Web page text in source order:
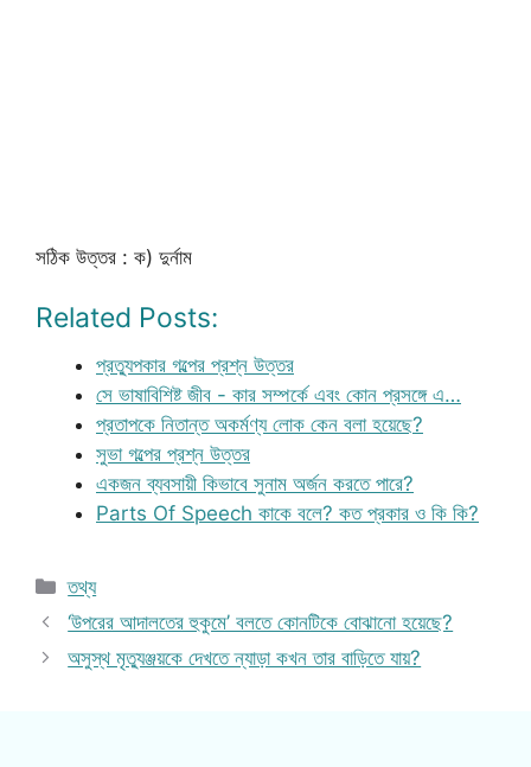
সঠিক উত্তর : ক) দুর্নাম
Related Posts:
প্রত্যুপকার গল্পের প্রশ্ন উত্তর
সে ভাষাবিশিষ্ট জীব - কার সম্পর্কে এবং কোন প্রসঙ্গে এ…
প্রতাপকে নিতান্ত অকর্মণ্য লোক কেন বলা হয়েছে?
সুভা গল্পের প্রশ্ন উত্তর
একজন ব্যবসায়ী কিভাবে সুনাম অর্জন করতে পারে?
Parts Of Speech কাকে বলে? কত প্রকার ও কি কি?
Categories
তথ্য
‘উপরের আদালতের হুকুমে’ বলতে কোনটিকে বোঝানো হয়েছে?
অসুস্থ মৃত্যুঞ্জয়কে দেখতে ন্যাড়া কখন তার বাড়িতে যায়?